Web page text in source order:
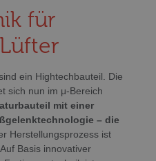
für
ein Hightechbauteil. Die
sich nun im μ-Bereich
mit einer
– die
Herstellungsprozess ist
Basis innovativer